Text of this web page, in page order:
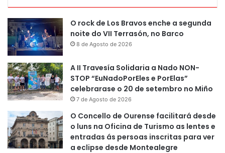
O rock de Los Bravos enche a segunda
noite do VII Terrasón, no Barco
8 de Agosto de 2026
A II Travesía Solidaria a Nado NON-
STOP “EuNadoPorEles e PorElas”
celebrarase o 20 de setembro no Miño
7 de Agosto de 2026
O Concello de Ourense facilitará desde
o luns na Oficina de Turismo as lentes e
entradas ás persoas inscritas para ver
a eclipse desde Montealegre